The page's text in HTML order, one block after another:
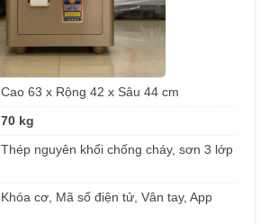
Cao 63 x Rộng 42 x Sâu 44 cm
70 kg
Thép nguyên khối chống cháy, sơn 3 lớp
Khóa cơ, Mã số điện tử, Vân tay, App